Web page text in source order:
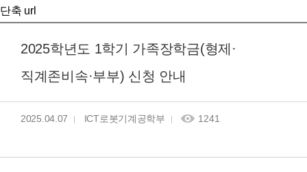
단축 url
2025학년도 1학기 가족장학금(형제·
직계존비속·부부) 신청 안내
2025.04.07 ICT로봇기계공학부 1241